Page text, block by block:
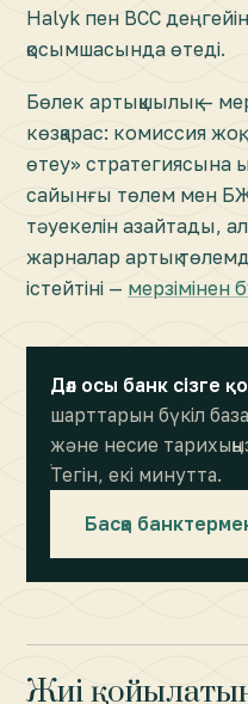
Halyk пен BCC
қосымшасында өтеді.
Бөлек артықшылық —
көзқарас: комиссия
өтеу» стратегиясына
сайынғы төлем мен
тәуекелін азайтады,
жарналар артық
істейтіні — мерзімінен
Дәл осы банк сізге
шарттарын бүкіл
және несие
Тегін, екі минутта.
Басқа
Жиі